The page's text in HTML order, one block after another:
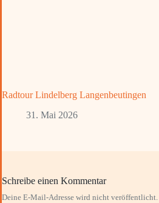
Radtour Lindelberg Langenbeutingen
31. Mai 2026
Schreibe einen Kommentar
Deine E-Mail-Adresse wird nicht veröffentlicht.